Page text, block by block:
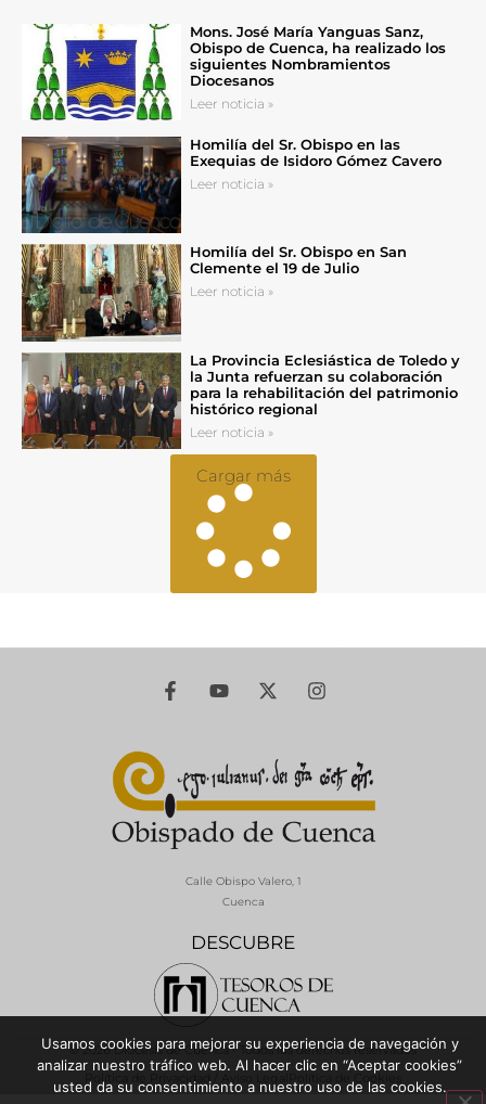
Mons. José María Yanguas Sanz,
Obispo de Cuenca, ha realizado los
siguientes Nombramientos
Diocesanos
Leer noticia »
Homilía del Sr. Obispo en las
Exequias de Isidoro Gómez Cavero
Leer noticia »
Homilía del Sr. Obispo en San
Clemente el 19 de Julio
Leer noticia »
La Provincia Eclesiástica de Toledo y
la Junta refuerzan su colaboración
para la rehabilitación del patrimonio
histórico regional
Leer noticia »
Cargar más
DESCUBRE
Calle Obispo Valero, 1
Cuenca
© 2026 Diócesis de Cuenca - Todos los derechos reservados
Política de Privacidad / Aviso Legal
Política de Cookies
Usamos cookies para mejorar su experiencia de navegación y
analizar nuestro tráfico web. Al hacer clic en “Aceptar cookies”
usted da su consentimiento a nuestro uso de las cookies.